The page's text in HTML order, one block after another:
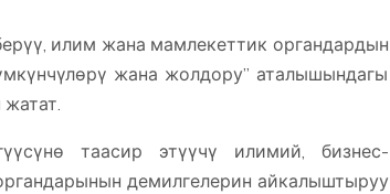
илим жана мамлекеттик органдардын
жана жолдору” аталышындагы
таасир этүүчү илимий, бизнес-
демилгелерин айкалыштыруу